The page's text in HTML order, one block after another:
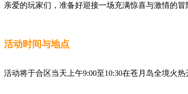
亲爱的玩家们，准备好迎接一场充满惊喜与激情的
活动时间与地点
活动将于合区当天上午9:00至10:30在苍月岛全境火